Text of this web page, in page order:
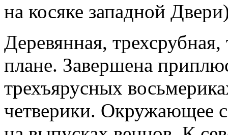
на косяке западной
Деревянная,
плане. Завершена
трехъярусных
четверики. Окружающее